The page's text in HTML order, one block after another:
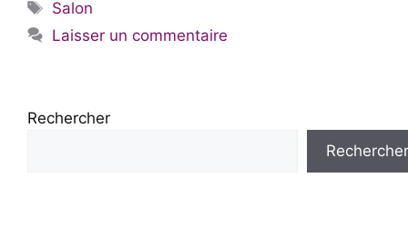
Étiquettes
Salon
Laisser un commentaire
Rechercher
Rechercher